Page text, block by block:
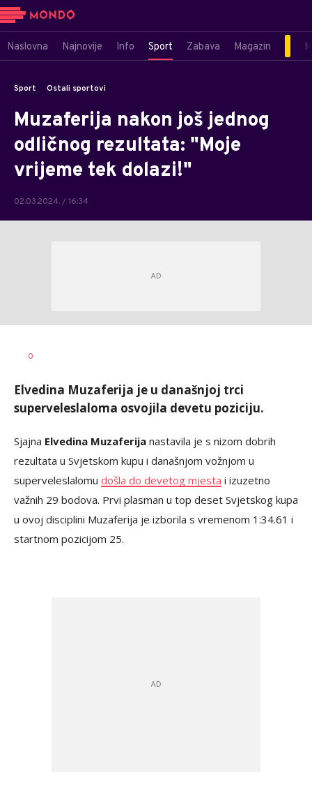
Naslovna Najnovije Info Sport Zabava Magazin
Sport Ostali sportovi
Muzaferija nakon još jednog
odličnog rezultata: "Moje
vrijeme tek dolazi!"
02.03.2024. / 16:34
AUTOR
0
Elvedina Muzaferija je u današnjoj trci
superveleslaloma osvojila devetu poziciju.
Sjajna Elvedina Muzaferija nastavila je s nizom dobrih
rezultata u Svjetskom kupu i današnjom vožnjom u
superveleslalomu došla do devetog mjesta i izuzetno
važnih 29 bodova. Prvi plasman u top deset Svjetskog kupa
u ovoj disciplini Muzaferija je izborila s vremenom 1:34.61 i
startnom pozicijom 25.